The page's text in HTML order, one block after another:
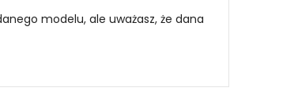
modelu, ale uważasz, że dana